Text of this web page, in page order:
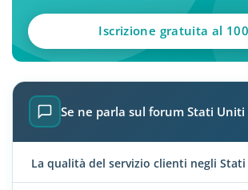
Iscrizione gratuita al
Se ne parla sul forum Stati Uniti
La qualità del servizio clienti negli